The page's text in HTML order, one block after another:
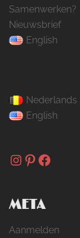
Samenwerken?
Nieuwsbrief
English
Nederlands
English
Instagram
Pinterest
META
Aanmelden